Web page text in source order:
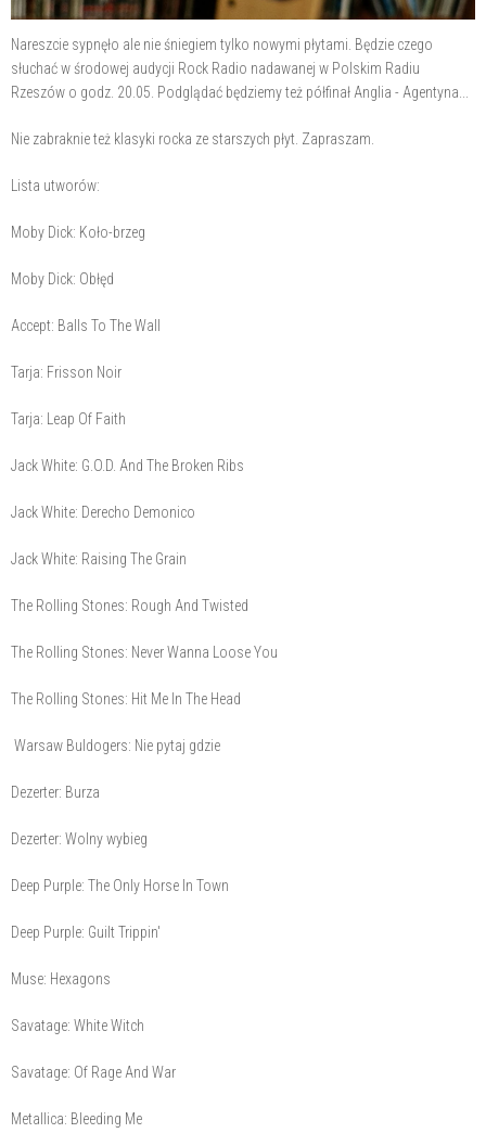
Nareszcie sypnęło ale nie śniegiem tylko nowymi płytami. Będzie czego
słuchać w środowej audycji Rock Radio nadawanej w Polskim Radiu
Rzeszów o godz. 20.05. Podglądać będziemy też półfinał Anglia - Agentyna...
Nie zabraknie też klasyki rocka ze starszych płyt. Zapraszam.
Lista utworów:
Moby Dick: Koło-brzeg
Moby Dick: Obłęd
Accept: Balls To The Wall
Tarja: Frisson Noir
Tarja: Leap Of Faith
Jack White: G.O.D. And The Broken Ribs
Jack White: Derecho Demonico
Jack White: Raising The Grain
The Rolling Stones: Rough And Twisted
The Rolling Stones: Never Wanna Loose You
The Rolling Stones: Hit Me In The Head
Warsaw Buldogers: Nie pytaj gdzie
Dezerter: Burza
Dezerter: Wolny wybieg
Deep Purple: The Only Horse In Town
Deep Purple: Guilt Trippin'
Muse: Hexagons
Savatage: White Witch
Savatage: Of Rage And War
Metallica: Bleeding Me